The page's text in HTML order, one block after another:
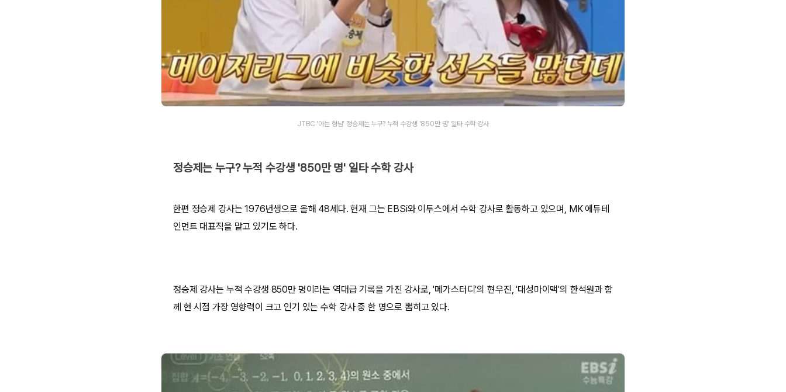
JTBC '아는 형님' 정승제는 누구? 누적 수강생 '850만 명' 일타 수학 강사
정승제는 누구? 누적 수강생 '850만 명' 일타 수학 강사
한편 정승제 강사는 1976년생으로 올해 48세다. 현재 그는 EBSi와 이투스에서 수학 강사로 활동하고 있으며, MK 에듀테
인먼트 대표직을 맡고 있기도 하다.
정승제 강사는 누적 수강생 850만 명이라는 역대급 기록을 가진 강사로, '메가스터디'의 현우진, '대성마이맥'의 한석원과 함
께 현 시점 가장 영향력이 크고 인기 있는 수학 강사 중 한 명으로 뽑히고 있다.